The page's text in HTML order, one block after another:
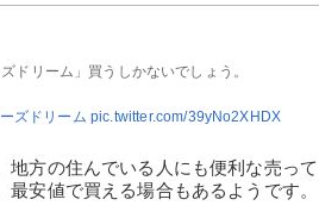
リーム」買うしかないでしょう。
ズドリーム pic.twitter.com/39yNo2XHDX
方の住んでいる人にも便利な売って
安値で買える場合もあるようです。